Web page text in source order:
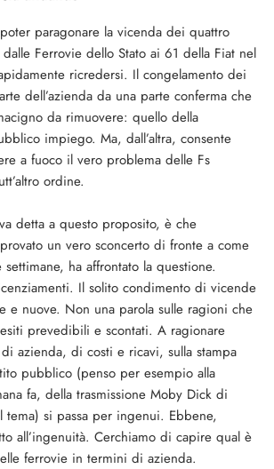
paragonare la vicenda dei quattro
Ferrovie dello Stato ai 61 della Fiat nel
ricredersi. Il congelamento dei
dell’azienda da una parte conferma che
da rimuovere: quello della
impiego. Ma, dall’altra, consente
a fuoco il vero problema delle Fs
ordine.
detta a questo proposito, è che
un vero sconcerto di fronte a come
ha affrontato la questione.
Il solito condimento di vicende
e nuove. Non una parola sulle ragioni che
prevedibili e scontati. A ragionare
azienda, di costi e ricavi, sulla stampa
pubblico (penso per esempio alla
fa, della trasmissione Moby Dick di
tema) si passa per ingenui. Ebbene,
all’ingenuità. Cerchiamo di capire qual è
ferrovie in termini di azienda.